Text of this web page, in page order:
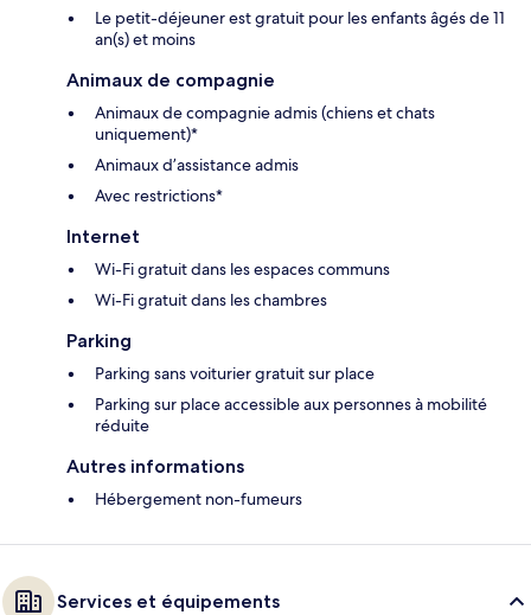
Le petit-déjeuner est gratuit pour les enfants âgés de 11
an(s) et moins
Animaux de compagnie
Animaux de compagnie admis (chiens et chats
uniquement)*
Animaux d’assistance admis
Avec restrictions*
Internet
Wi-Fi gratuit dans les espaces communs
Wi-Fi gratuit dans les chambres
Parking
Parking sans voiturier gratuit sur place
Parking sur place accessible aux personnes à mobilité
réduite
Autres informations
Hébergement non-fumeurs
Services et équipements